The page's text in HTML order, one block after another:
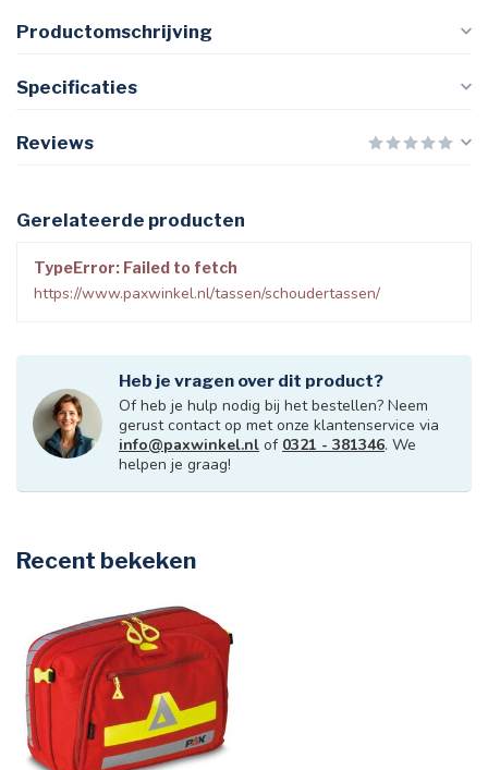
Productomschrijving
Specificaties
Reviews
Gerelateerde producten
TypeError: Failed to fetch
https://www.paxwinkel.nl/tassen/schoudertassen/
Heb je vragen over dit product?
Of heb je hulp nodig bij het bestellen? Neem
gerust contact op met onze klantenservice via
info@paxwinkel.nl of 0321 - 381346. We
helpen je graag!
Recent bekeken